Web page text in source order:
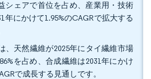
シェアで首位を占め、産業用・技術
年にかけて1.95%のCAGRで拡大する
、天然繊維が2025年にタイ繊維市場
を占め、合成繊維は2031年にかけ
で成長する見通しです。